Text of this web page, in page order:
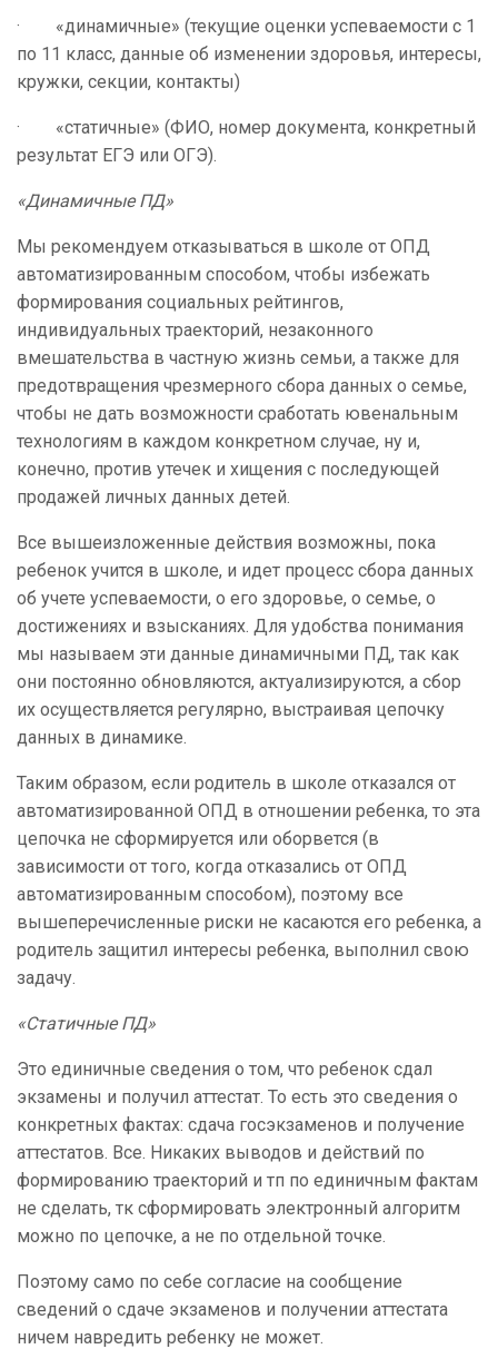
· «динамичные» (текущие оценки успеваемости с 1
по 11 класс, данные об изменении здоровья, интересы,
кружки, секции, контакты)
· «статичные» (ФИО, номер документа, конкретный
результат ЕГЭ или ОГЭ).
«Динамичные ПД»
Мы рекомендуем отказываться в школе от ОПД
автоматизированным способом, чтобы избежать
формирования социальных рейтингов,
индивидуальных траекторий, незаконного
вмешательства в частную жизнь семьи, а также для
предотвращения чрезмерного сбора данных о семье,
чтобы не дать возможности сработать ювенальным
технологиям в каждом конкретном случае, ну и,
конечно, против утечек и хищения с последующей
продажей личных данных детей.
Все вышеизложенные действия возможны, пока
ребенок учится в школе, и идет процесс сбора данных
об учете успеваемости, о его здоровье, о семье, о
достижениях и взысканиях. Для удобства понимания
мы называем эти данные динамичными ПД, так как
они постоянно обновляются, актуализируются, а сбор
их осуществляется регулярно, выстраивая цепочку
данных в динамике.
Таким образом, если родитель в школе отказался от
автоматизированной ОПД в отношении ребенка, то эта
цепочка не сформируется или оборвется (в
зависимости от того, когда отказались от ОПД
автоматизированным способом), поэтому все
вышеперечисленные риски не касаются его ребенка, а
родитель защитил интересы ребенка, выполнил свою
задачу.
«Статичные ПД»
Это единичные сведения о том, что ребенок сдал
экзамены и получил аттестат. То есть это сведения о
конкретных фактах: сдача госэкзаменов и получение
аттестатов. Все. Никаких выводов и действий по
формированию траекторий и тп по единичным фактам
не сделать, тк сформировать электронный алгоритм
можно по цепочке, а не по отдельной точке.
Поэтому само по себе согласие на сообщение
сведений о сдаче экзаменов и получении аттестата
ничем навредить ребенку не может.